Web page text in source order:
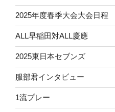
2025年度春季大会大会日程
ALL早稲田対ALL慶應
2025東日本セブンズ
服部君インタビュー
1流プレー